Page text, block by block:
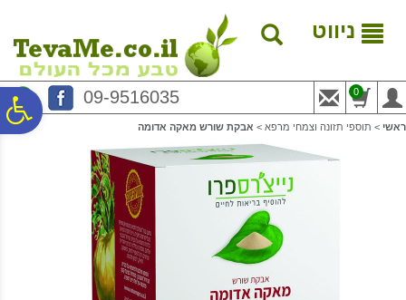
נגישות
המרכזי
ניווט
09-9516035 0
ראשי > תוספי תזונה וצמחי מרפא > אבקת שורש מאקה אדומה